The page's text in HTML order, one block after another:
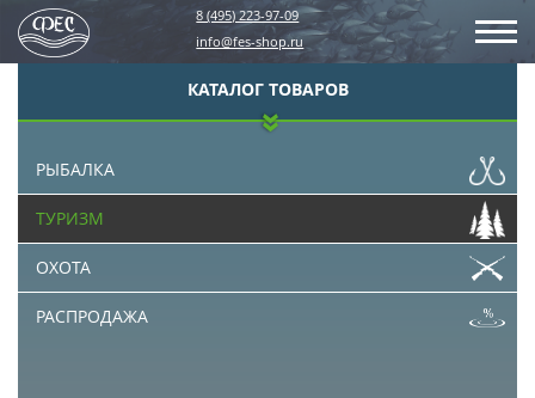
8 (495) 223-97-09
info@fes-shop.ru
КАТАЛОГ ТОВАРОВ
РЫБАЛКА
ТУРИЗМ
ОХОТА
РАСПРОДАЖА